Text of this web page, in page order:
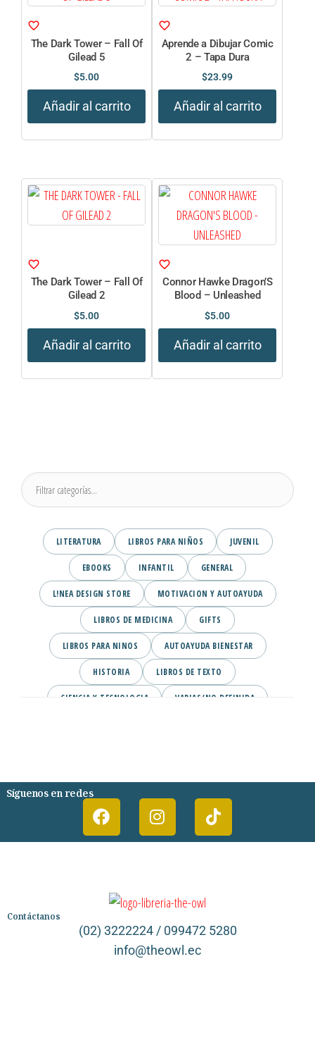
The Dark Tower – Fall Of
Gilead 5
$5.00
Añadir al carrito
Aprende a Dibujar Comic
2 – Tapa Dura
$23.99
Añadir al carrito
The Dark Tower – Fall Of
Gilead 2
$5.00
Añadir al carrito
Connor Hawke Dragon’S
Blood – Unleashed
$5.00
Añadir al carrito
LITERATURA LIBROS PARA NIÑOS JUVENIL
EBOOKS INFANTIL GENERAL
L!NEA DESIGN STORE MOTIVACION Y AUTOAYUDA
LIBROS DE MEDICINA GIFTS
LIBROS PARA NINOS AUTOAYUDA BIENESTAR
HISTORIA LIBROS DE TEXTO
CIENCIA Y TECNOLOGIA VARIAS/NO DEFINIDA
Síguenos en redes
Contáctanos
(02) 3222224 / 099472 5280
info@theowl.ec